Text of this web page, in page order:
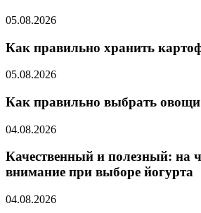
05.08.2026
Как правильно хранить
05.08.2026
Как правильно выбрать овощи
04.08.2026
Качественный и полезный: на
внимание при выборе йогурта
04.08.2026